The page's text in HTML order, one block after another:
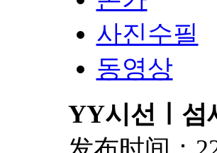
사진수필
동영상
YY시선ㅣ섬